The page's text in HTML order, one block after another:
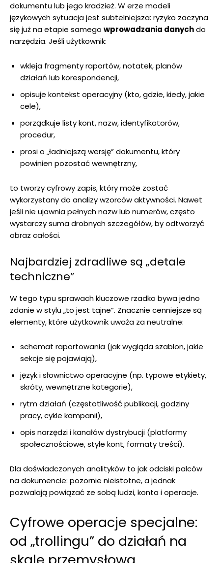
dokumentu lub jego kradzież. W erze modeli
językowych sytuacja jest subtelniejsza: ryzyko zaczyna
się już na etapie samego wprowadzania danychdo
narzędzia. Jeśli użytkownik:
wkleja fragmenty raportów, notatek, planów
działań lub korespondencji,
opisuje kontekst operacyjny (kto, gdzie, kiedy, jakie
cele),
porządkuje listy kont, nazw, identyfikatorów,
procedur,
prosi o „ładniejszą wersję” dokumentu, który
powinien pozostać wewnętrzny,
to tworzy cyfrowy zapis, który może zostać
wykorzystany do analizy wzorców aktywności. Nawet
jeśli nie ujawnia pełnych nazw lub numerów, często
wystarczy suma drobnych szczegółów, by odtworzyć
obraz całości.
Najbardziej zdradliwe są „detale
techniczne”
W tego typu sprawach kluczowe rzadko bywa jedno
zdanie w stylu „to jest tajne”. Znacznie cenniejsze są
elementy, które użytkownik uważa za neutralne:
schemat raportowania (jak wygląda szablon, jakie
sekcje się pojawiają),
język i słownictwo operacyjne (np. typowe etykiety,
skróty, wewnętrzne kategorie),
rytm działań (częstotliwość publikacji, godziny
pracy, cykle kampanii),
opis narzędzi i kanałów dystrybucji (platformy
społecznościowe, style kont, formaty treści).
Dla doświadczonych analityków to jak odciski palców
na dokumencie: pozornie nieistotne, a jednak
pozwalają powiązać ze sobą ludzi, konta i operacje.
Cyfrowe operacje specjalne:
od „trollingu” do działań na